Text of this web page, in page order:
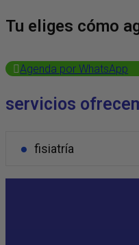
Tu eliges cómo
Agenda por WhatsApp
servicios
fisiatría